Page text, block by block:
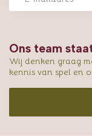
Ons team
Wij denken graag
kennis van spel en